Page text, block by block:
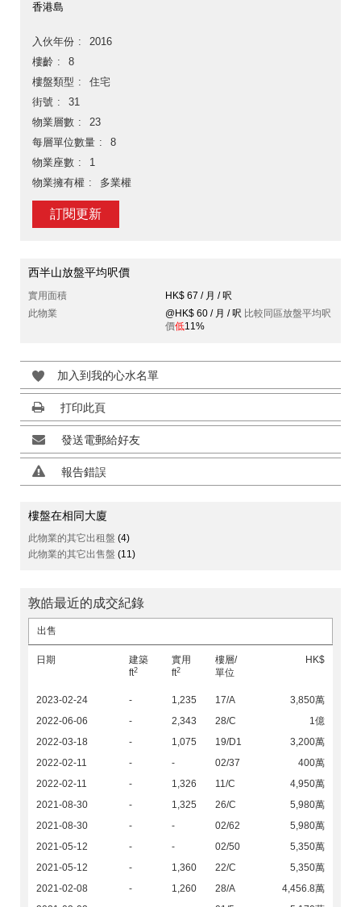
香港島
入伙年份
2016
樓齡
8
樓盤類型
住宅
街號
31
物業層數
23
每層單位數量
8
物業座數
1
物業擁有權
多業權
訂閱更新
西半山放盤平均呎價
實用面積
HK$ 67 / 月 / 呎
此物業
@HK$ 60 / 月 / 呎 比較同區放盤平均呎
價低11%
加入到我的心水名單
打印此頁
發送電郵給好友
報告錯誤
樓盤在相同大廈
此物業的其它出租盤 (4)
此物業的其它出售盤 (11)
敦皓最近的成交紀錄
出售
日期
建築
ft2
實用
ft2
樓層/
單位
HK$
2023-02-24 - 1,235 17/A
3,850萬
2022-06-06
- 2,343 28/C
1億
2022-03-18
- 1,075 19/D1
3,200萬
2022-02-11
- - 02/37
400萬
2022-02-11
- 1,326 11/C
4,950萬
2021-08-30
- 1,325 26/C
5,980萬
2021-08-30
- - 02/62
5,980萬
2021-05-12
- - 02/50
5,350萬
2021-05-12
- 1,360 22/C
5,350萬
2021-02-08
- 1,260 28/A
4,456.8萬